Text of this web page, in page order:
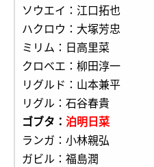
ソウエイ：江口拓也
ハクロウ：大塚芳忠
ミリム：日高里菜
クロベエ：柳田淳一
リグルド：山本兼平
リグル：石谷春貴
ゴブタ： 泊明日菜
ランガ：小林親弘
ガビル：福島潤